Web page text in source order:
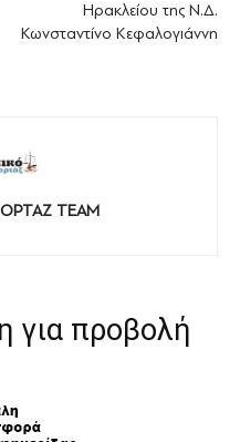
Ηρακλείου της Ν.Δ.
Κωνσταντίνο Κεφαλογιάννη
TEAM
για προβολή